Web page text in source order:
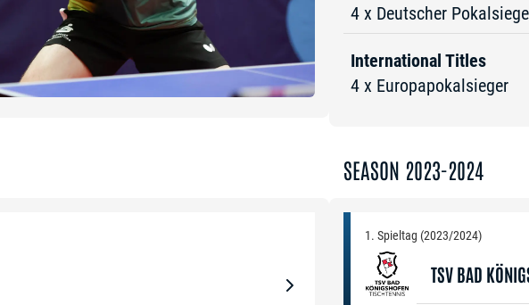
4 x Deutscher
International Titles
4 x Europapokalsieger
SEASON 2023-2024
1. Spieltag (2023/2024)
TSV BAD